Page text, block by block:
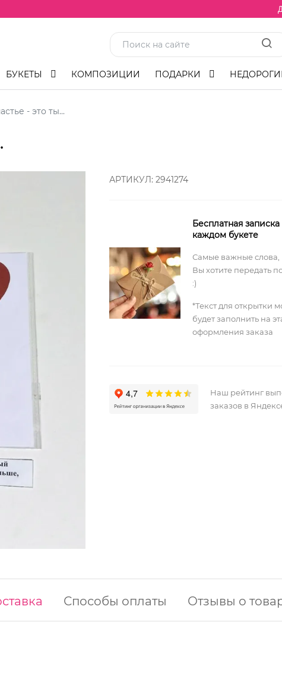
БУКЕТЫ КОМПОЗИЦИИ ПОДАРКИ
- это ты...
АРТИКУЛ: 2941274
Бесплатная записка
каждом букете
Самые важные слова,
Вы хотите передать
:)
*Текст для открытки
будет заполнить на
оформления заказа
Наш рейтинг
заказов в
Способы оплаты Отзывы о